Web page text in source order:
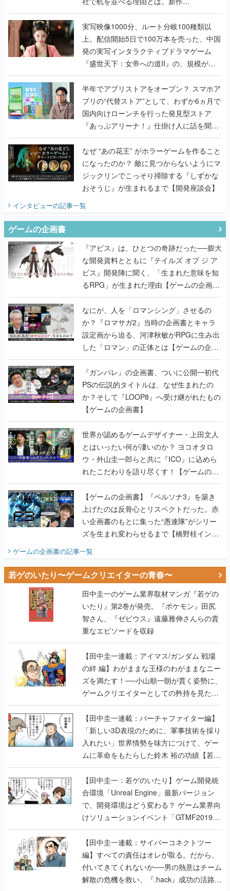
『TATSUJIN EXTREME』で初タッグを組
んだレジェンド2人に訊く開発秘話
実写映像1000分、ルート分岐100種類以
上。配信開始5日で100万本を売った、中国
発の実写インタラクティブドラマゲーム
『盛世天下：女帝への道II』の、規模が違
うこだわりをプロデューサーに聞いた
半年でアプリストアをオープン？ スマホア
プリの“代替ストア”として、わずか6ヵ月で
国内向けローンチを行った発見型ストア
『あっぷアリーナ！』仕掛け人に話を聞い
てみた
なぜ “あの花王” がホラーゲームを作ること
になったのか？ 敵に見つからないようにマ
ジックリンでこっそり掃除する『しずかな
おそうじ』が生まれるまで【開発座談会】
インタビューの記事一覧
ゲームの企画書
『アビス』は、ひとつの奇跡だった──膨大
な開発資料とともに『テイルズ オブ ジ ア
ビス』開発陣に聞く、「生まれた意味を知
るRPG」が生まれた理由【ゲームの企画
書】
なにが、人を「ロマンシング」させるの
か？『ロマサガ2』当時の企画書とキャラ
設定画から迫る、河津秋敏がRPGに生み出
した「ロマン」の正体とは【ゲームの企画
書】
『ガンパレ』の企画書、ついに公開━初代
PSの伝説的タイトルは、なぜ生まれたの
か？そして『LOOP8』へ受け継がれたもの
【ゲームの企画書】
世界が認めるゲームデザイナー・上田文人
とはいったい何が凄いのか？ ヨコオタロ
ウ・外山圭一郎らと共に『ICO』に込めら
れたこだわりを語り尽くす！【ゲームの企
画書】
【ゲームの企画書】『ペルソナ3』を築き
上げたのは反骨心とリスペクトだった。赤
い企画書のもとに集った“愚連隊”がシリー
ズを生まれ変わらせるまで【橋野桂インタ
ゲームの企画書の記事一覧
若ゲのいたり〜ゲームクリエイターの青春〜
田中圭一のゲーム業界取材マンガ『若ゲの
いたり』第2巻が発売。『ポケモン』田尻
智さん、『ゼビウス』遠藤雅伸さんらの貴
重なエピソードを収録
【田中圭一連載：アイマス/ガンダム 戦場
の絆 編】わがままな王様のわがままなニー
ズを満たす！──小山順一朗が貫く姿勢に、
ゲームクリエイターとしての矜持を見た
【若ゲのいたり最終回】
【田中圭一連載：バーチャファイター編】
「新しい3D表現のために、軍事技術を採り
入れたい」世界情勢を味方につけて、ゲー
ムに革命をもたらした鈴木 裕の功績【若ゲ
のいたり】
【田中圭一：若ゲのいたり】ゲーム開発統
合環境「Unreal Engine」最新バージョン
で、開発環境はどう変わる？ ゲーム業界向
けソリューションイベント「GTMF2019」
に行って、より理解を深めよう【PR】
【田中圭一連載：サイバーコネクトツー
編】すべての責任はオレが取る。だから、
付いてきてくれないか──男の熱意はチーム
解散の危機を救い、『.hack』成功の活路を